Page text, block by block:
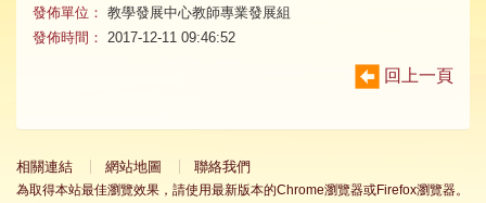
發佈單位： 教學發展中心教師專業發展組
發佈時間：
2017-12-11 09:46:52
回上一頁
相關連結 網站地圖 聯絡我們
為取得本站最佳瀏覽效果，請使用最新版本的Chrome瀏覽器或Firefox瀏覽器。